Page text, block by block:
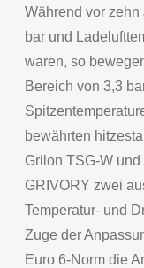
Während vor
bar und
waren, so
Bereich von 3,3
bewährten
Grilon TSG-W
GRIVORY zwei
Temperatur- und
Zuge der
Euro 6-Norm die